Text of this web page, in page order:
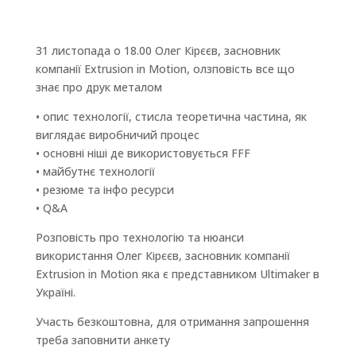
31 листопада о 18.00 Олег Кірєєв, засновник
компанії Extrusion in Motion, олзповість все що
знає про друк металом
• опис технології, стисла теоретична частина, як
виглядає виробничий процес
• основні ніші де використовується FFF
• майбутнє технології
• резюме та інфо ресурси
• Q&A
Розповість про технологію та нюанси
використання Олег Кірєєв, засновник компанії
Extrusion in Motion яка є представником Ultimaker в
Україні.
Участь безкоштовна, для отримання запрошення
треба заповнити анкету